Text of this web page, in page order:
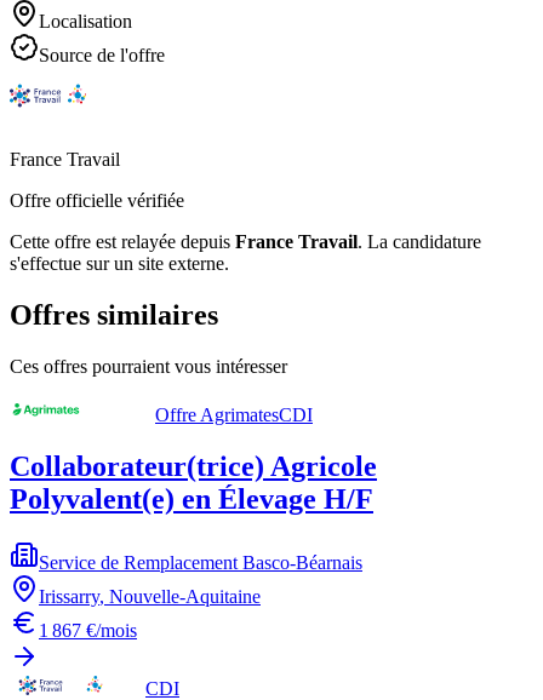
Localisation
Source de l'offre
France Travail
Offre officielle vérifiée
Cette offre est relayée depuis France Travail. La candidature
s'effectue sur un site externe.
Offres similaires
Ces offres pourraient vous intéresser
Offre AgrimatesCDI
Collaborateur(trice) Agricole
Polyvalent(e) en Élevage H/F
Service de Remplacement Basco-Béarnais
Irissarry, Nouvelle-Aquitaine
1 867 €/mois
CDI